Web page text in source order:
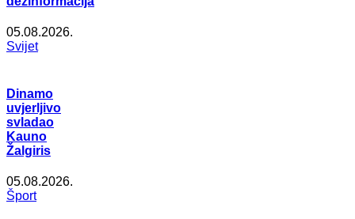
05.08.2026.
Svijet
Dinamo
uvjerljivo
svladao
Kauno
Žalgiris
05.08.2026.
Šport